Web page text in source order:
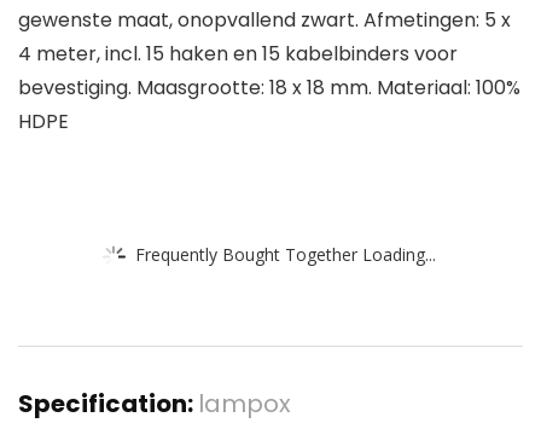
gewenste maat, onopvallend zwart. Afmetingen: 5 x
4 meter, incl. 15 haken en 15 kabelbinders voor
bevestiging. Maasgrootte: 18 x 18 mm. Materiaal: 100%
HDPE
Frequently Bought Together Loading...
Specification: lampox